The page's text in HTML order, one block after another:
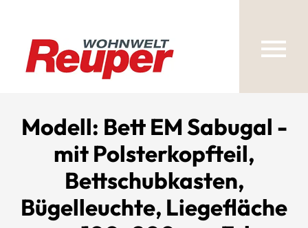
Modell: Bett EM Sabugal -
mit Polsterkopfteil,
Bettschubkasten,
Bügelleuchte, Liegefläche